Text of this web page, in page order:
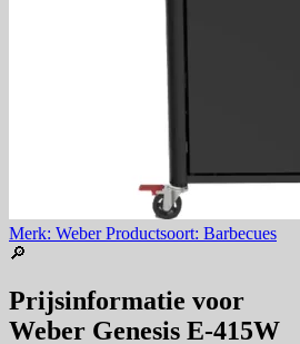
Merk: WeberProductsoort: Barbecues
🔎
Prijsinformatie voor
Weber Genesis E-415W